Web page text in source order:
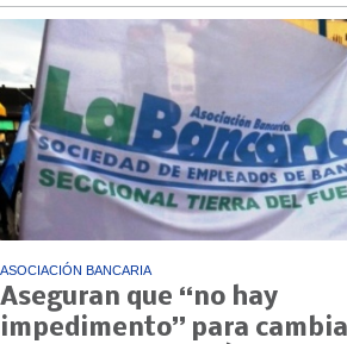
ASOCIACIÓN BANCARIA
Aseguran que “no hay
impedimento” para